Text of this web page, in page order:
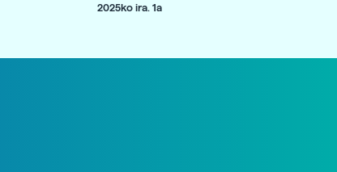
2025ko ira. 1a